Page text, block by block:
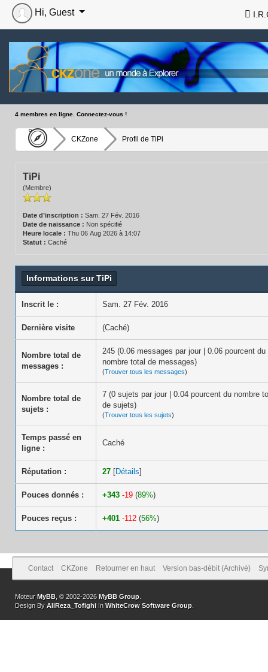
Hi, Guest
4 membres en ligne. Connectez-vous !
CKZone Profil de TiPi
TiPi
(Membre)
Date d’inscription : Sam. 27 Fév. 2016
Date de naissance : Non spécifié
Heure locale : Thu 06 Aug 2026 à 14:07
Statut : Caché
Informations sur TiPi
Inscrit le : Sam. 27 Fév. 2016
Dernière visite (Caché)
Nombre total de
messages :
245 (0.06 messages par jour | 0.06 pourcent du
nombre total de messages)
(Trouver tous les messages)
Nombre total de
sujets :
7 (0 sujets par jour | 0.04 pourcent du nombre
de sujets)
(Trouver tous les sujets)
Temps passé en
ligne :
Caché
Réputation : 27 [Détails]
Pouces donnés : +343 -19 (89%)
Pouces reçus : +401 -112 (56%)
Contact CKZone Retourner en haut Version bas-débit (Archivé)
Moteur MyBB , © 2002-2026MyBB Group
Design By AliReza_Tofighi In WhiteCrow Software Group